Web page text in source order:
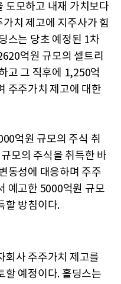
도모하고 내재 가치보다
치 제고에 지주사가 힘
스는 당초 예정된 1차
억원 규모의 셀트리
고 그 직후에 1,250억
주주가치 제고에 대한
억원 규모의 주식 취
모의 주식을 취득한 바
동성에 대응하며 주주
예고한 5000억원 규모
할 방침이다.
회사 주주가치 제고를
할 예정이다. 홀딩스는